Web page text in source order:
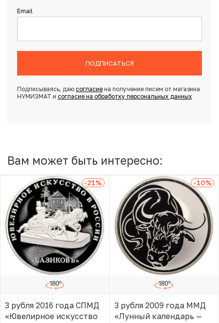
Email
ПОДПИСАТЬСЯ
Подписываясь, даю согласиена получение писем от магазина
НУМИЗМАТ и согласие на обработку персональных данных
Вам может быть интересно:
-21%
3 рубля 2016 года СПМД
«Ювелирное искусство
-10%
3 рубля 2009 года ММД
«Лунный календарь —